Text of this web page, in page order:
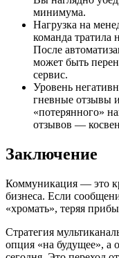
минимума.
Нагрузка на
команда тратила
После
может быть
сервис.
Уровень
гневные отзывы
«потерянного»
отзывов —
Заключение
Коммуникация — это
бизнеса. Если
«хромать», теряя
Стратегия
опция «на будущее», а